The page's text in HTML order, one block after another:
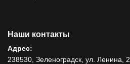
Наши контакты
Адрес:
238530, Зеленоградск, ул. Ленина,